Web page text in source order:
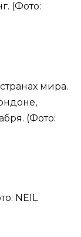
(Фото:
мира.
(Фото:
NEIL